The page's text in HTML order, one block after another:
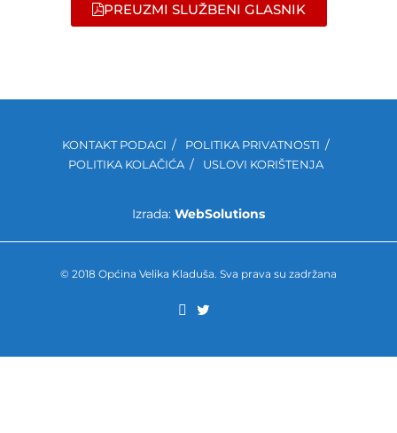
PREUZMI SLUŽBENI GLASNIK
KONTAKT PODACI
POLITIKA PRIVATNOSTI
POLITIKA KOLAČIĆA
USLOVI KORIŠTENJA
Izrada: WebSolutions
© 2018 Općina Velika Kladuša. Sva prava su zadržana